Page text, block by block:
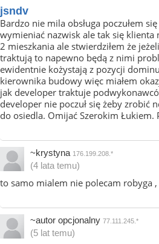
jsndv
Bardzo nie mila obsługa poczułem
wymieniać nazwisk ale tak się klienta
2 mieszkania ale stwierdziłem że
traktują to napewno będą z nimi
ewidentnie kożystają z pozycji
kierownika budowy więc miałem
jak developer traktuje
developer nie poczuł się żeby zrobić
do osiedla. Omijać Szerokim Łukiem.
~krystyna 176.199.208.*
(4 lata temu)
to samo mialem nie polecam robyga
~autor opcjonalny 77.111.245.*
(5 lat temu)